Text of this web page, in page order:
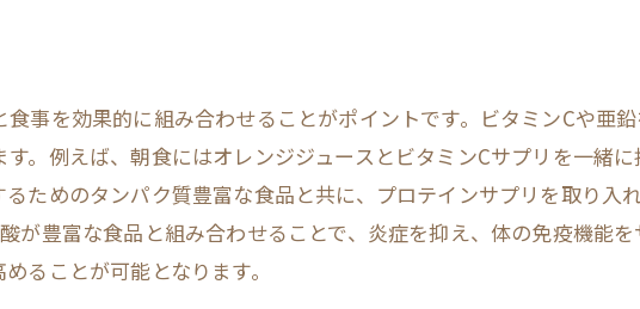
事を効果的に組み合わせることがポイントです。ビタミンCや亜
。例えば、朝食にはオレンジジュースとビタミンCサプリを一緒
ためのタンパク質豊富な食品と共に、プロテインサプリを取り入
が豊富な食品と組み合わせることで、炎症を抑え、体の免疫機能
ることが可能となります。